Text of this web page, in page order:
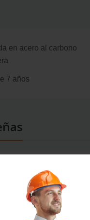
en acero al carbono
7 años